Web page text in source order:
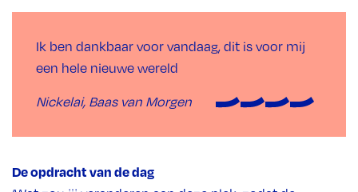
Ik ben dankbaar voor vandaag, dit is voor mij
een hele nieuwe wereld
Nickelai, Baas van Morgen
De opdracht van de dag